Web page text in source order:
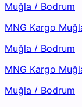
Muğla / Bodrum
MNG Kargo
Muğla / Bodrum
MNG Kargo
Muğla / Bodrum